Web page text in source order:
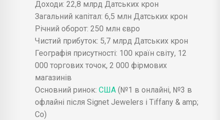
Доходи: 22,8 млрд Датських крон
Загальний капітал: 6,5 млн Датських крон
Річний оборот: 250 млн євро
Чистий прибуток: 5,7 млрд Датських крон
Географія присутності: 100 країн світу, 12
000 торгових точок, 2 000 фірмових
магазинів
Основний ринок: США (№1 в онлайні, №3 в
офлайні після Signet Jewelers і Tiffany & amp;
Co)